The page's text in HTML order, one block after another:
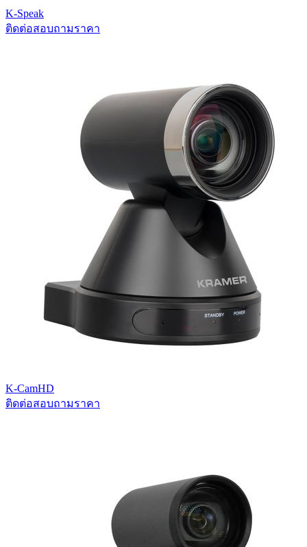
K-Speak
ติดต่อสอบถามราคา
K-CamHD
ติดต่อสอบถามราคา